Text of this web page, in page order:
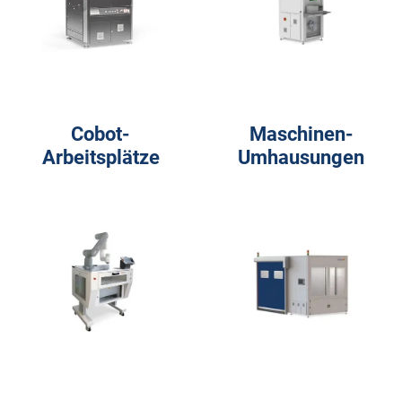
Cobot-
Arbeitsplätze
Maschinen-
Umhausungen